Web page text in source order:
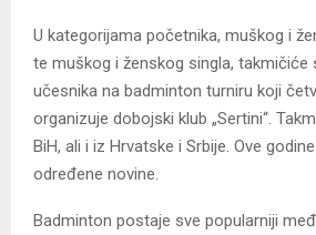
U kategorijama početnika, muškog i
te muškog i ženskog singla, takmičiće
učesnika na badminton turniru koji
organizuje dobojski klub „Sertini“.
BiH, ali i iz Hrvatske i Srbije. Ove
određene novine.
Badminton postaje sve popularniji